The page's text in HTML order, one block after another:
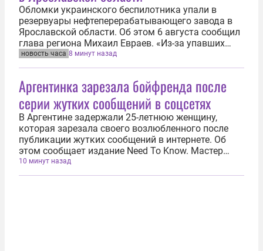
Обломки украинского беспилотника упали в
резервуары нефтеперерабатывающего завода в
Ярославской области. Об этом 6 августа сообщил
глава региона Михаил Евраев. «Из-за упавших
обломков произошло попадание в резервуары
нефтеперерабатывающего завода. Спецслужбы
новость часа 8 минут назад
Аргентинка зарезала бойфренда после
серии жутких сообщений в соцсетях
В Аргентине задержали 25-летнюю женщину,
которая зарезала своего возлюбленного после
публикации жутких сообщений в интернете. Об
этом сообщает издание Need To Know. Мастер
маникюра Виктория Лус Кантеро из города
Ресистенсия 2 августаво время ночной ссоры
10 минут назад